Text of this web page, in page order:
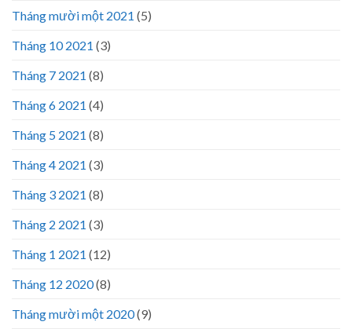
Tháng mười một 2021 (5)
Tháng 10 2021 (3)
Tháng 7 2021 (8)
Tháng 6 2021 (4)
Tháng 5 2021 (8)
Tháng 4 2021 (3)
Tháng 3 2021 (8)
Tháng 2 2021 (3)
Tháng 1 2021 (12)
Tháng 12 2020(8)
Tháng mười một 2020(9)